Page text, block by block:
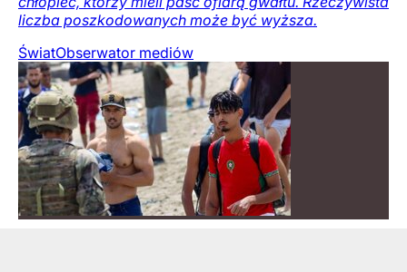
liczba poszkodowanych może być wyższa.
ŚwiatObserwator mediów